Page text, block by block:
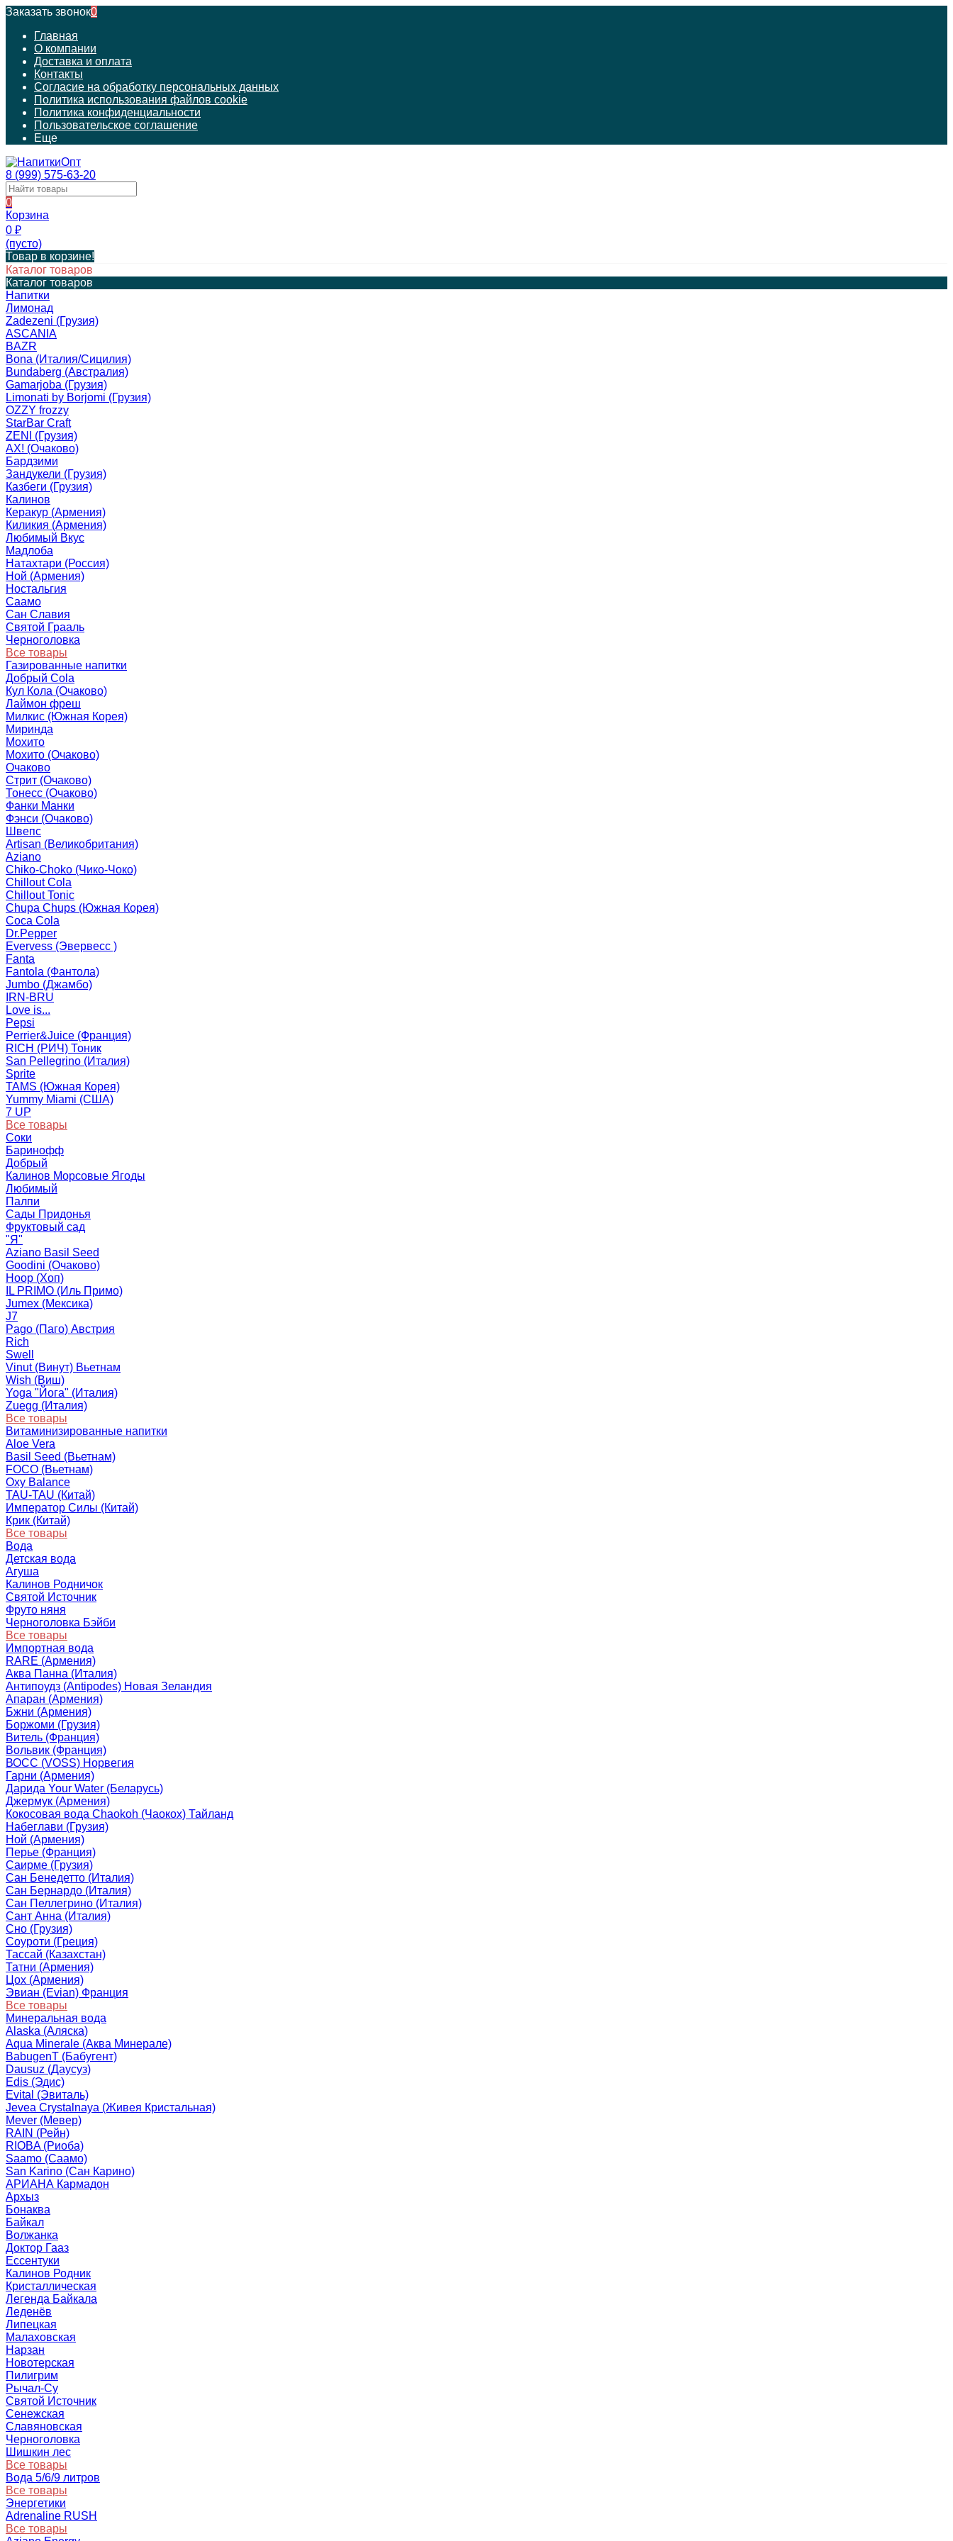
Заказать звонок0
Главная
О компании
Доставка и оплата
Контакты
Согласие на обработку персональных данных
Политика использования файлов cookie
Политика конфиденциальности
Пользовательское соглашение
Еще
8 (999) 575-63-20
0
Корзина
0 ₽
(пусто)
Товар в корзине!
Каталог товаров
Каталог товаров
Напитки
Лимонад
Zadezeni (Грузия)
ASCANIA
BAZR
Bona (Италия/Сицилия)
Bundaberg (Австралия)
Gamarjoba (Грузия)
Limonati by Borjomi (Грузия)
OZZY frozzy
StarBar Craft
ZENI (Грузия)
АХ! (Очаково)
Бардзими
Зандукели (Грузия)
Казбеги (Грузия)
Калинов
Керакур (Армения)
Киликия (Армения)
Любимый Вкус
Мадлоба
Натахтари (Россия)
Ной (Армения)
Ностальгия
Саамо
Сан Славия
Святой Грааль
Черноголовка
Все товары
Газированные напитки
Добрый Cola
Кул Кола (Очаково)
Лаймон фреш
Милкис (Южная Корея)
Миринда
Мохито
Мохито (Очаково)
Очаково
Стрит (Очаково)
Тонесс (Очаково)
Фанки Манки
Фэнси (Очаково)
Швепс
Artisan (Великобритания)
Aziano
Chiko-Choko (Чико-Чоко)
Chillout Cola
Chillout Tonic
Chupa Chups (Южная Корея)
Coca Cola
Dr.Pepper
Evervess (Эвервесс )
Fanta
Fantola (Фантола)
Jumbo (Джамбо)
IRN-BRU
Love is...
Pepsi
Perrier&Juice (Франция)
RICH (РИЧ) Тоник
San Pellegrino (Италия)
Sprite
TAMS (Южная Корея)
Yummy Miami (США)
7 UP
Все товары
Соки
Баринофф
Добрый
Калинов Морсовые Ягоды
Любимый
Палпи
Сады Придонья
Фруктовый сад
"Я"
Aziano Basil Seed
Goodini (Очаково)
Hoop (Хоп)
IL PRIMO (Иль Примо)
Jumex (Мексика)
J7
Pago (Паго) Австрия
Rich
Swell
Vinut (Винут) Вьетнам
Wish (Виш)
Yoga "Йога" (Италия)
Zuegg (Италия)
Все товары
Витаминизированные напитки
Aloe Vera
Basil Seed (Вьетнам)
FOCO (Вьетнам)
Oxy Balance
TAU-TAU (Китай)
Император Силы (Китай)
Крик (Китай)
Все товары
Вода
Детская вода
Агуша
Калинов Родничок
Святой Источник
Фруто няня
Черноголовка Бэйби
Все товары
Импортная вода
RARE (Армения)
Аква Панна (Италия)
Антипоудз (Antipodes) Новая Зеландия
Апаран (Армения)
Бжни (Армения)
Боржоми (Грузия)
Витель (Франция)
Вольвик (Франция)
ВОСС (VOSS) Норвегия
Гарни (Армения)
Дарида Your Water (Беларусь)
Джермук (Армения)
Кокосовая вода Chaokoh (Чаокох) Тайланд
Набеглави (Грузия)
Ной (Армения)
Перье (Франция)
Саирме (Грузия)
Сан Бенедетто (Италия)
Сан Бернардо (Италия)
Сан Пеллегрино (Италия)
Сант Анна (Италия)
Сно (Грузия)
Соуроти (Греция)
Тассай (Казахстан)
Татни (Армения)
Цох (Армения)
Эвиан (Evian) Франция
Все товары
Минеральная вода
Alaska (Аляска)
Aqua Minerale (Аква Минерале)
BabugenT (Бабугент)
Dausuz (Даусуз)
Edis (Эдис)
Evital (Эвиталь)
Jevea Crystalnaya (Живея Кристальная)
Mever (Мевер)
RAIN (Рейн)
RIOBA (Риоба)
Saamo (Саамо)
San Karino (Сан Карино)
АРИАНА Кармадон
Архыз
Бонаква
Байкал
Волжанка
Доктор Гааз
Ессентуки
Калинов Родник
Кристаллическая
Легенда Байкала
Леденёв
Липецкая
Малаховская
Нарзан
Новотерская
Пилигрим
Рычал-Су
Святой Источник
Сенежская
Славяновская
Черноголовка
Шишкин лес
Все товары
Вода 5/6/9 литров
Все товары
Энергетики
Adrenaline RUSH
Все товары